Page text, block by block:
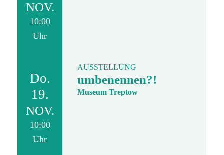
NOV.
10:00
Uhr
Do.
19.
NOV.
10:00
Uhr
AUSSTELLUNG
umbenennen?!
Museum Treptow